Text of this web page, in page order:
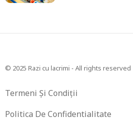
© 2025 Razi cu lacrimi - All rights reserved
Termeni Și Condiții
Politica De Confidentialitate